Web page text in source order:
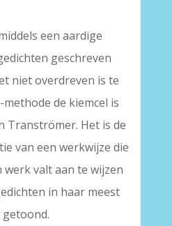
een aardige
geschreven
niet overdreven is te
de kiemcel is
Tranströmer. Het is de
van een werkwijze die
werk valt aan te wijzen
in haar meest